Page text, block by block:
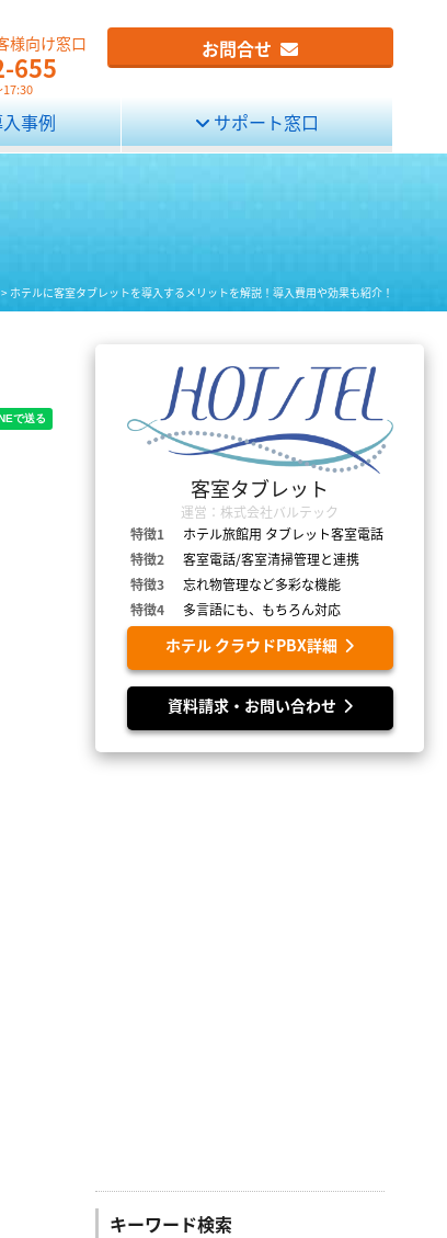
様向け窓口
655
17:30
お問合せ
事例 サポート窓口
> ホテルに客室タブレットを導入するメリットを解説！導入費用や効果も紹介！
客室タブレット
運営：株式会社バルテック
特徴1
ホテル旅館用 タブレット客室電話
特徴2
客室電話/客室清掃管理と連携
特徴3
忘れ物管理など多彩な機能
特徴4
多言語にも、もちろん対応
ホテル クラウドPBX詳細
資料請求・お問い合わせ
キーワード検索